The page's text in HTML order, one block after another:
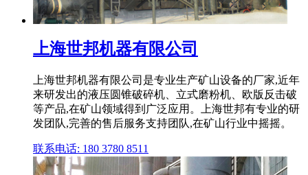
上海世邦机器有限公司
上海世邦机器有限公司是专业生产矿山设备的厂家,近年
来研发出的液压圆锥破碎机、立式磨粉机、欧版反击破
等产品,在矿山领域得到广泛应用。上海世邦有专业的研
发团队,完善的售后服务支持团队,在矿山行业中摇摇。
联系电话: 180 3780 8511